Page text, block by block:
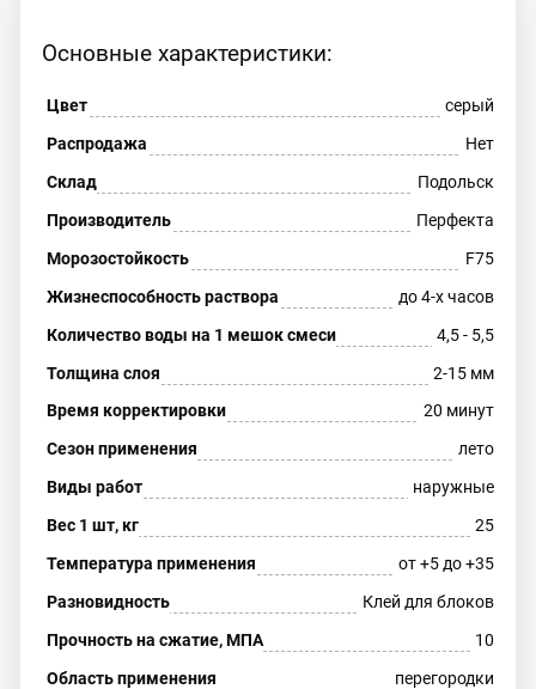
Основные характеристики:
Цвет
серый
Распродажа
Нет
Склад
Подольск
Производитель
Перфекта
Морозостойкость
F75
Жизнеспособность раствора
до 4-х часов
Количество воды на 1 мешок смеси
4,5 - 5,5
Толщина слоя
2-15 мм
Время корректировки
20 минут
Сезон применения
лето
Виды работ
наружные
Вес 1 шт, кг
25
Температура применения
от +5 до +35
Разновидность
Клей для блоков
Прочность на сжатие, МПА
10
Область применения
перегородки